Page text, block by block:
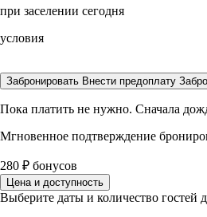
при заселении сегодня
условия
Забронировать Внести предоплату
Пока платить не нужно. Сначала
Мгновенное подтверждение
280 ₽ бонусов
Цена и доступность
Выберите даты и количество гостей